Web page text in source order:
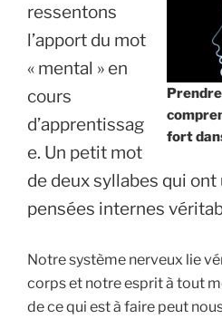
fort
ressentons
l’apport du mot
« mental » en
cours
d’apprentissag
e. Un petit mot
de deux syllabes qui
pensées internes
Notre système nerveux lie
corps et notre esprit à tout
de ce qui est à faire peut